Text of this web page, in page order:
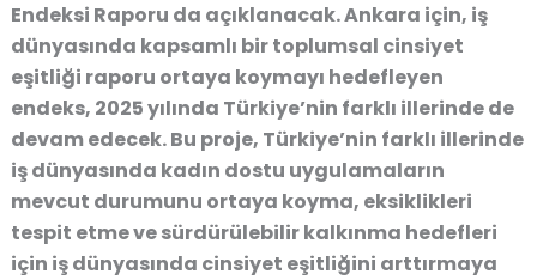
Endeksi Raporu da açıklanacak. Ankara için, iş
dünyasında kapsamlı bir toplumsal cinsiyet
eşitliği raporu ortaya koymayı hedefleyen
endeks, 2025 yılında Türkiye’nin farklı illerinde de
devam edecek. Bu proje, Türkiye’nin farklı illerinde
iş dünyasında kadın dostu uygulamaların
mevcut durumunu ortaya koyma, eksiklikleri
tespit etme ve sürdürülebilir kalkınma hedefleri
için iş dünyasında cinsiyet eşitliğini arttırmaya